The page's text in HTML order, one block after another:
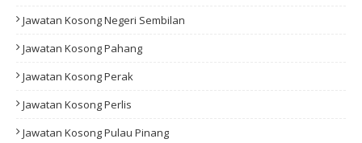
Jawatan Kosong Negeri Sembilan
Jawatan Kosong Pahang
Jawatan Kosong Perak
Jawatan Kosong Perlis
Jawatan Kosong Pulau Pinang